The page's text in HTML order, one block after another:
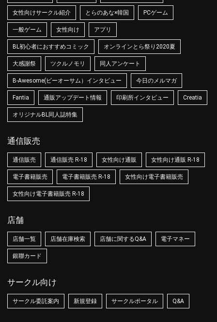
女性向けサークル紹介 とらのあな×韓国 PCゲーム
一般ゲーム 女性向け アプリ
BL初心者におすすめコミック オンラインとら祭り2020夏
大感謝祭 ツクルノモリ 同人アンケート
B-Awesome(ビーオーサム）インタビュー 今日のメルマガ
Fantia 通販アップデート情報 印刷所インタビュー Creatia
オリジナルBL同人誌特集
通信販売
通信販売 通信販売 R-18 女性向け通販 女性向け通販 R-18
電子書籍販売 電子書籍販売 R-18 女性向け電子書籍販売
女性向け電子書籍販売 R-18
店舗
店舗一覧 店舗在庫検索 店舗に関するQ&A 電子マネー
銀聯カード
サークル向け
サークル委託案内 新規登録 サークルポータル Q&A